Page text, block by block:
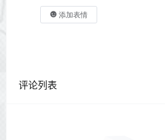
添加表情
评论列表